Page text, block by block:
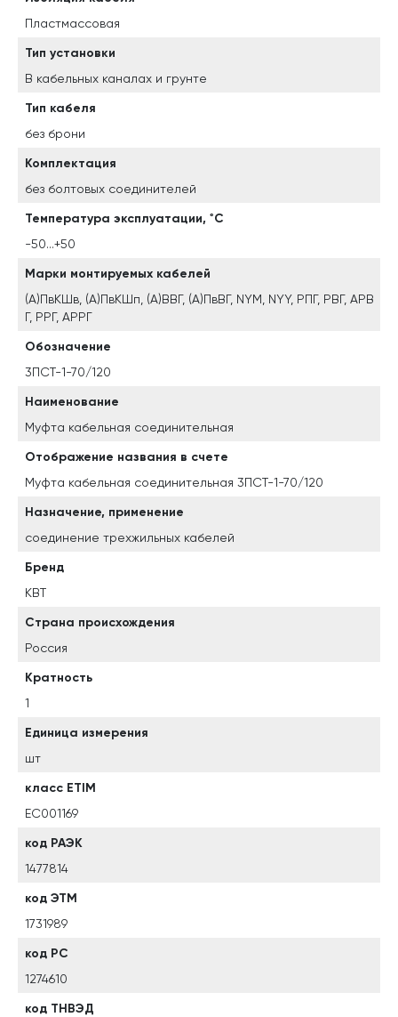
Пластмассовая
Тип установки
В кабельных каналах и грунте
Тип кабеля
без брони
Комплектация
без болтовых соединителей
Температура эксплуатации, ˚С
-50...+50
Марки монтируемых кабелей
(А)ПвКШв, (А)ПвКШп, (А)ВВГ, (А)ПвВГ, NYM, NYY, РПГ, РВГ, АРВ
Г, РРГ, АРРГ
Обозначение
3ПСТ-1-70/120
Наименование
Муфта кабельная соединительная
Отображение названия в счете
Муфта кабельная соединительная 3ПСТ-1-70/120
Назначение, применение
соединение трехжильных кабелей
Бренд
КВТ
Страна происхождения
Россия
Кратность
1
Единица измерения
шт
класс ETIM
EC001169
код РАЭК
1477814
код ЭТМ
1731989
код РС
1274610
код ТНВЭД